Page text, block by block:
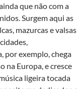
que não com a
Surgem aqui as
mazurcas e valsas
por exemplo, chega
na Europa, e cresce
ligeira tocada